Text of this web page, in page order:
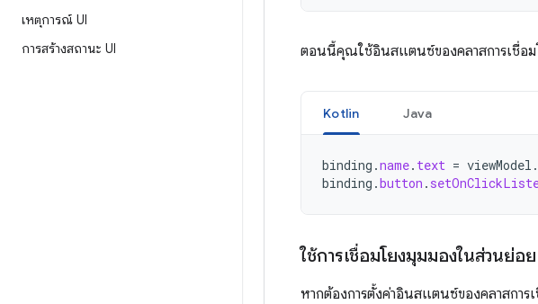
เหตุการณ์ UI
การสร้างสถานะ UI
ตอนนี้คุณใช้อินสแตนซ์ของคลาสการเชื่อม
Kotlin Java
binding .name. text = viewModel .
binding .button .
ใช้การเชื่อมโยงมุมมองในส่วนย่อย
หากต้องการตั้งค่าอินสแตนซ์ของคลาสกา